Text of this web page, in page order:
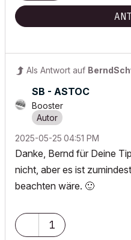
Als Antwort auf
SB - ASTOC
Booster
‎2025-05-25 04:51 PM
Danke, Bernd für Deine
nicht, aber es ist
beachten wäre. 🙂
1